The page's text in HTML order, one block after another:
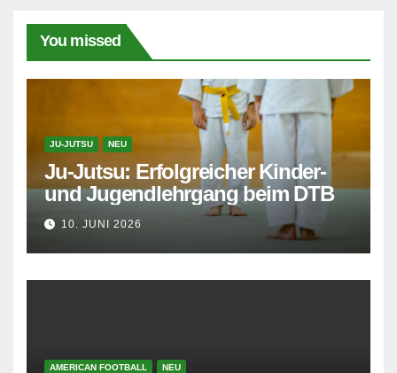
You missed
JU-JUTSU NEU
Ju-Jutsu: Erfolgreicher Kinder-
und Jugendlehrgang beim DTB
10. JUNI 2026
AMERICAN FOOTBALL NEU